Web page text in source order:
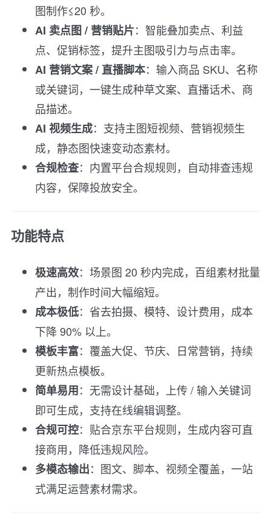
图制作≤20 秒。
AI 卖点图 / 营销贴片：智能叠加卖点、利益
点、促销标签，提升主图吸引力与点击率。
AI 营销文案 / 直播脚本：输入商品 SKU、名称
或关键词，一键生成种草文案、直播话术、商
品描述。
AI 视频生成：支持主图短视频、营销视频生
成，静态图快速变动态素材。
合规检查：内置平台合规规则，自动排查违规
内容，保障投放安全。
功能特点
极速高效：场景图 20 秒内完成，百组素材批量
产出，制作时间大幅缩短。
成本极低：省去拍摄、模特、设计费用，成本
下降 90% 以上。
模板丰富：覆盖大促、节庆、日常营销，持续
更新热点模板。
简单易用：无需设计基础，上传 / 输入关键词
即可生成，支持在线编辑调整。
合规可控：贴合京东平台规则，生成内容可直
接商用，降低违规风险。
多模态输出：图文、脚本、视频全覆盖，一站
式满足运营素材需求。